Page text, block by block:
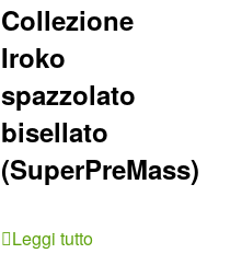
Collezione
Iroko
spazzolato
bisellato
(SuperPreMass)
Leggi tutto